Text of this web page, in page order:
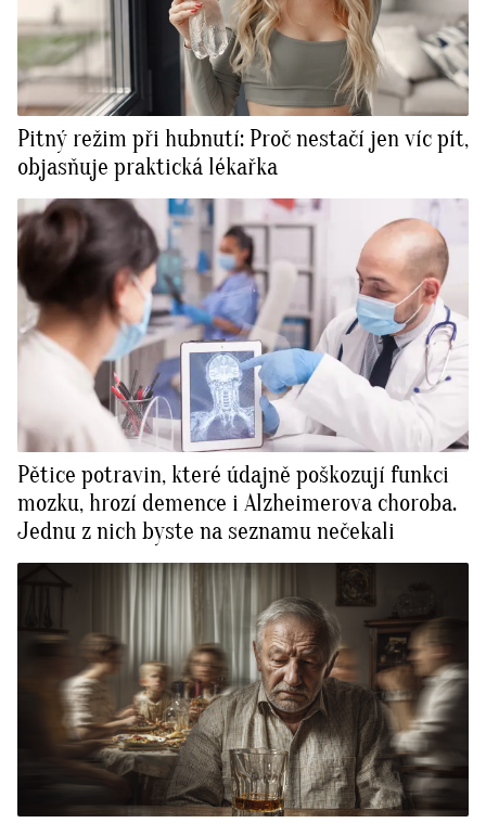
Pitný režim při hubnutí: Proč nestačí jen víc pít,
objasňuje praktická lékařka
Pětice potravin, které údajně poškozují funkci
mozku, hrozí demence i Alzheimerova choroba.
Jednu z nich byste na seznamu nečekali